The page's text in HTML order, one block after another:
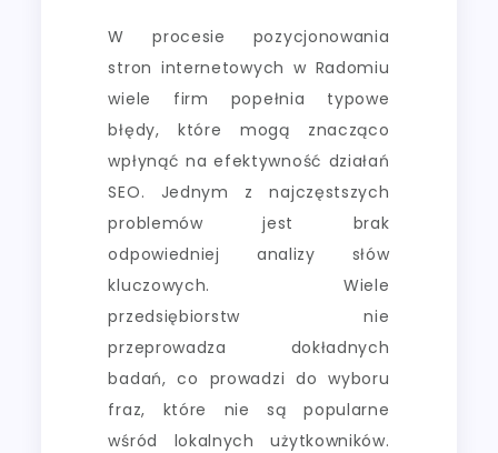
W procesie pozycjonowania
stron internetowych w Radomiu
wiele firm popełnia typowe
błędy, które mogą znacząco
wpłynąć na efektywność działań
SEO. Jednym z najczęstszych
problemów jest brak
odpowiedniej analizy słów
kluczowych. Wiele
przedsiębiorstw nie
przeprowadza dokładnych
badań, co prowadzi do wyboru
fraz, które nie są popularne
wśród lokalnych użytkowników.